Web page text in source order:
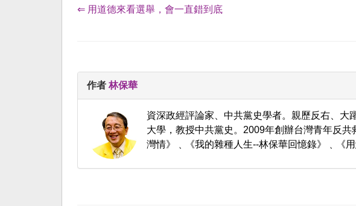
⇐ 用道德來看選舉，會一直錯到底
作者 林保華
資深政經評論家、中共黨史學者。親歷反右、大
大學，教授中共黨史。2009年創辦台灣青年反
灣情》﹑《我的雜種人生--林保華回憶錄》﹑《